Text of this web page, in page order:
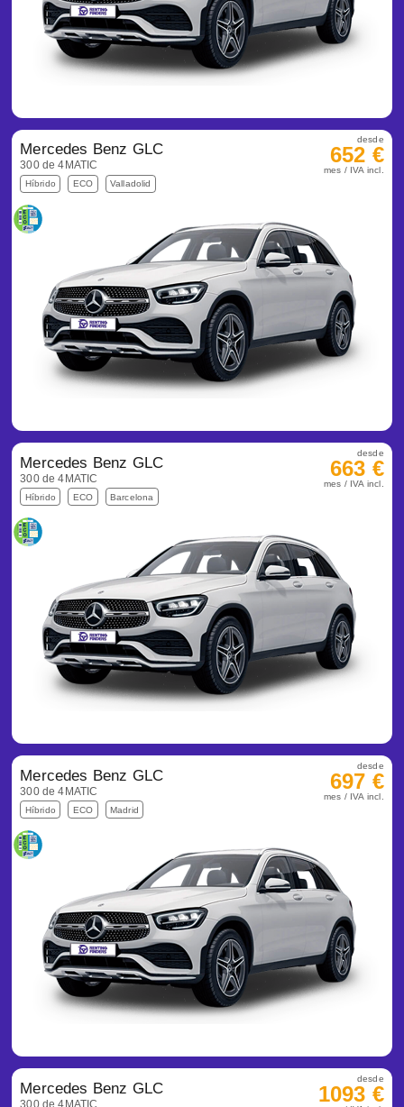
Mercedes Benz GLC
300 de 4MATIC
Híbrido ECO Valladolid
desde
652 €
mes / IVA incl.
Mercedes Benz GLC
300 de 4MATIC
Híbrido ECO Barcelona
desde
663 €
mes / IVA incl.
Mercedes Benz GLC
300 de 4MATIC
Híbrido ECO Madrid
desde
697 €
mes / IVA incl.
Mercedes Benz GLC
300 de 4MATIC
desde
1093 €